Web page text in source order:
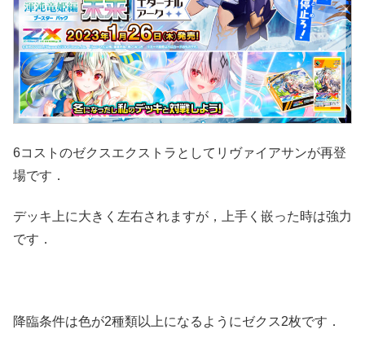
6コストのゼクスエクストラとしてリヴァイアサンが再登
場です．
デッキ上に大きく左右されますが，上手く嵌った時は強力
です．
降臨条件は色が2種類以上になるようにゼクス2枚です．